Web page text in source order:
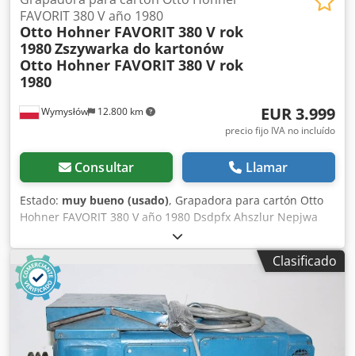
Wymysłów 12.800 km
FAVORIT 380 V año 1980
Otto Hohner FAVORIT 380 V rok
1980Zszywarka do kartonów
Otto Hohner FAVORIT 380 V rok
1980
EUR 3.999
precio fijo IVA no incluído
Consultar Llamar
Estado: muy bueno (usado), Grapadora para cartón Otto
Hohner FAVORIT 380 V año 1980 Dsdpfx Ahszlur Nepjwa
Clasificado